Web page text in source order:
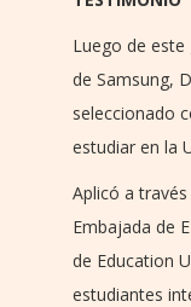
Luego de
de Samsung,
seleccionado
estudiar en la
Aplicó a
Embajada de
de Education
estudiantes